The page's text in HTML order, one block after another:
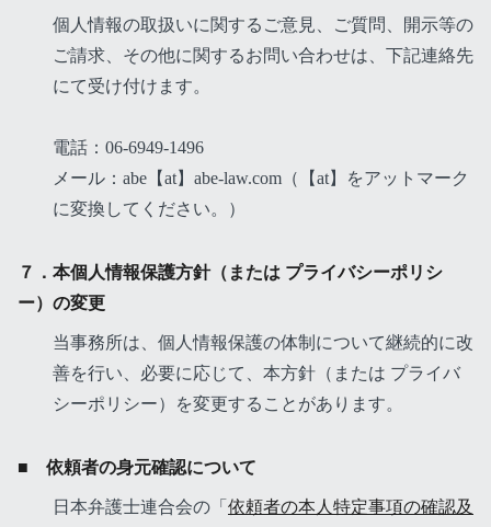
個人情報の取扱いに関するご意見、ご質問、開示等の
ご請求、その他に関するお問い合わせは、下記連絡先
にて受け付けます。
電話：06-6949-1496
メール：abe【at】abe-law.com（【at】をアットマーク
に変換してください。）
７．本個人情報保護方針（または プライバシーポリシ
ー）の変更
当事務所は、個人情報保護の体制について継続的に改
善を行い、必要に応じて、本方針（または プライバ
シーポリシー）を変更することがあります。
■ 依頼者の身元確認について
日本弁護士連合会の「 依頼者の本人特定事項の確認及